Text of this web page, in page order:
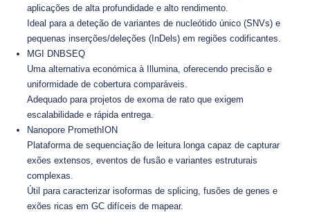
aplicações de alta profundidade e alto rendimento.
Ideal para a deteção de variantes de nucleótido único (SNVs) e
pequenas inserções/deleções (InDels) em regiões codificantes.
MGI DNBSEQ
Uma alternativa económica à Illumina, oferecendo precisão e
uniformidade de cobertura comparáveis.
Adequado para projetos de exoma de rato que exigem
escalabilidade e rápida entrega.
Nanopore PromethION
Plataforma de sequenciação de leitura longa capaz de capturar
exões extensos, eventos de fusão e variantes estruturais
complexas.
Útil para caracterizar isoformas de splicing, fusões de genes e
exões ricas em GC difíceis de mapear.